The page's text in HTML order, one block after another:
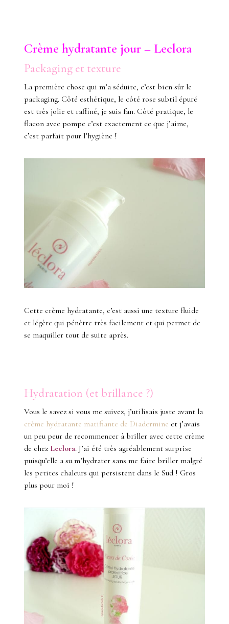
Crème hydratante jour – Leclora
Packaging et texture
La première chose qui m’a séduite, c’est bien sûr le
packaging. Côté esthétique, le côté rose subtil épuré
est très jolie et raffiné, je suis fan. Côté pratique, le
flacon avec pompe c’est exactement ce que j’aime,
c’est parfait pour l’hygiène !
Cette crème hydratante, c’est aussi une texture fluide
et légère qui pénètre très facilement et qui permet de
se maquiller tout de suite après.
Hydratation (et brillance ?)
Vous le savez si vous me suivez, j’utilisais juste avant la
crème hydratante matifiante de Diadermine et j’avais
un peu peur de recommencer à briller avec cette crème
de chez Leclora. J’ai été très agréablement surprise
puisqu’elle a su m’hydrater sans me faire briller malgré
les petites chaleurs qui persistent dans le Sud ! Gros
plus pour moi !